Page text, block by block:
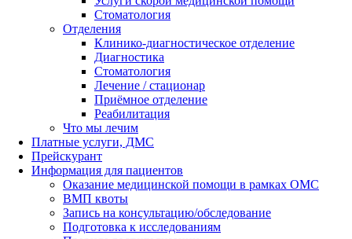
Стоматология
Отделения
Клинико-диагностическое отделение
Диагностика
Стоматология
Лечение / стационар
Приёмное отделение
Реабилитация
Что мы лечим
Платные услуги, ДМС
Прейскурант
Информация для пациентов
Оказание медицинской помощи в рамках ОМС
ВМП квоты
Запись на консультацию/обследование
Подготовка к исследованиям